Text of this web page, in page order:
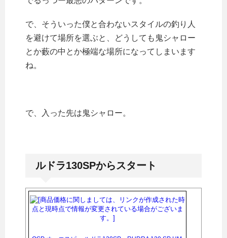
で、そういった僕と合わないスタイルの釣り人
を避けて場所を選ぶと、どうしても鬼シャロー
とか藪の中とか極端な場所になってしまいます
ね。
で、入った先は鬼シャロー。
ルドラ130SPからスタート